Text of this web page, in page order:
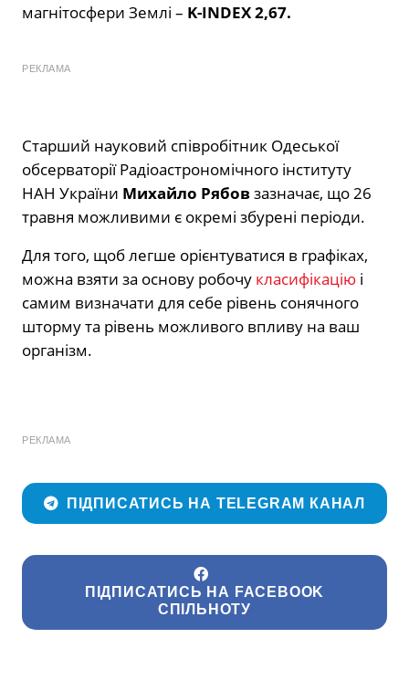
магнітосфери Землі – K-INDEX 2,67.
РЕКЛАМА
Старший науковий співробітник Одеської
обсерваторії Радіоастрономічного інституту
НАН України Михайло Рябовзазначає, що 26
травня можливими є окремі збурені періоди.
Для того, щоб легше орієнтуватися в графіках,
можна взяти за основу робочу класифікацію і
самим визначати для себе рівень сонячного
шторму та рівень можливого впливу на ваш
організм.
РЕКЛАМА
ПІДПИСАТИСЬ НА TELEGRAM КАНАЛ
ПІДПИСАТИСЬ НА FACEBOOK
СПІЛЬНОТУ